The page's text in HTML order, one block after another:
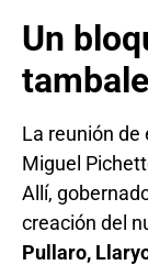
Un
La reunión de
Miguel
Allí,
creación del
Pullaro,